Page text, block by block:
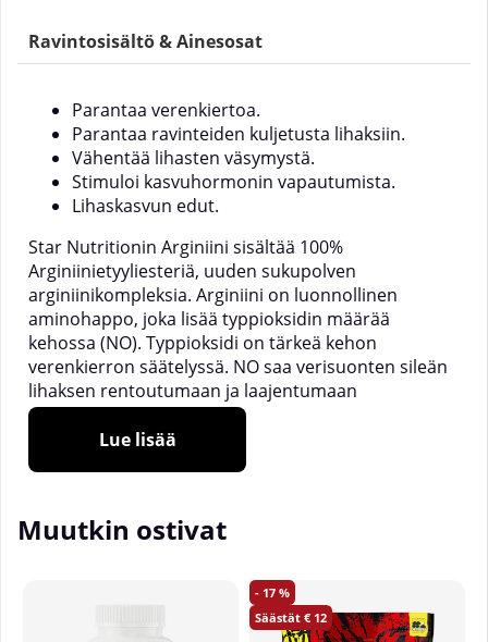
Ravintosisältö & Ainesosat
Parantaa verenkiertoa.
Parantaa ravinteiden kuljetusta lihaksiin.
Vähentää lihasten väsymystä.
Stimuloi kasvuhormonin vapautumista.
Lihaskasvun edut.
Star Nutritionin Arginiini sisältää 100%
Arginiinietyyliesteriä, uuden sukupolven
arginiinikompleksia. Arginiini on luonnollinen
aminohappo, joka lisää typpioksidin määrää
kehossa (NO). Typpioksidi on tärkeä kehon
verenkierron säätelyssä. NO saa verisuonten sileän
lihaksen rentoutumaan ja laajentumaan
(väliaikaisesti). Arginiini tuottaa nopean vaikutuksen
ja lisää verenkiertoa pienimmissäkin verisuonissa
noin 15 minuuttia nauttimisen jälkeen tyhjään
NO-vaikutusta, koska arginiinietyyliesterimolekyyli
Lisääntynyt verenkierto parantaa hapen ja
ravinteiden kuljetusta lihaksiin harjoittelun ja
Lue lisää
Muutkin ostivat
17
12